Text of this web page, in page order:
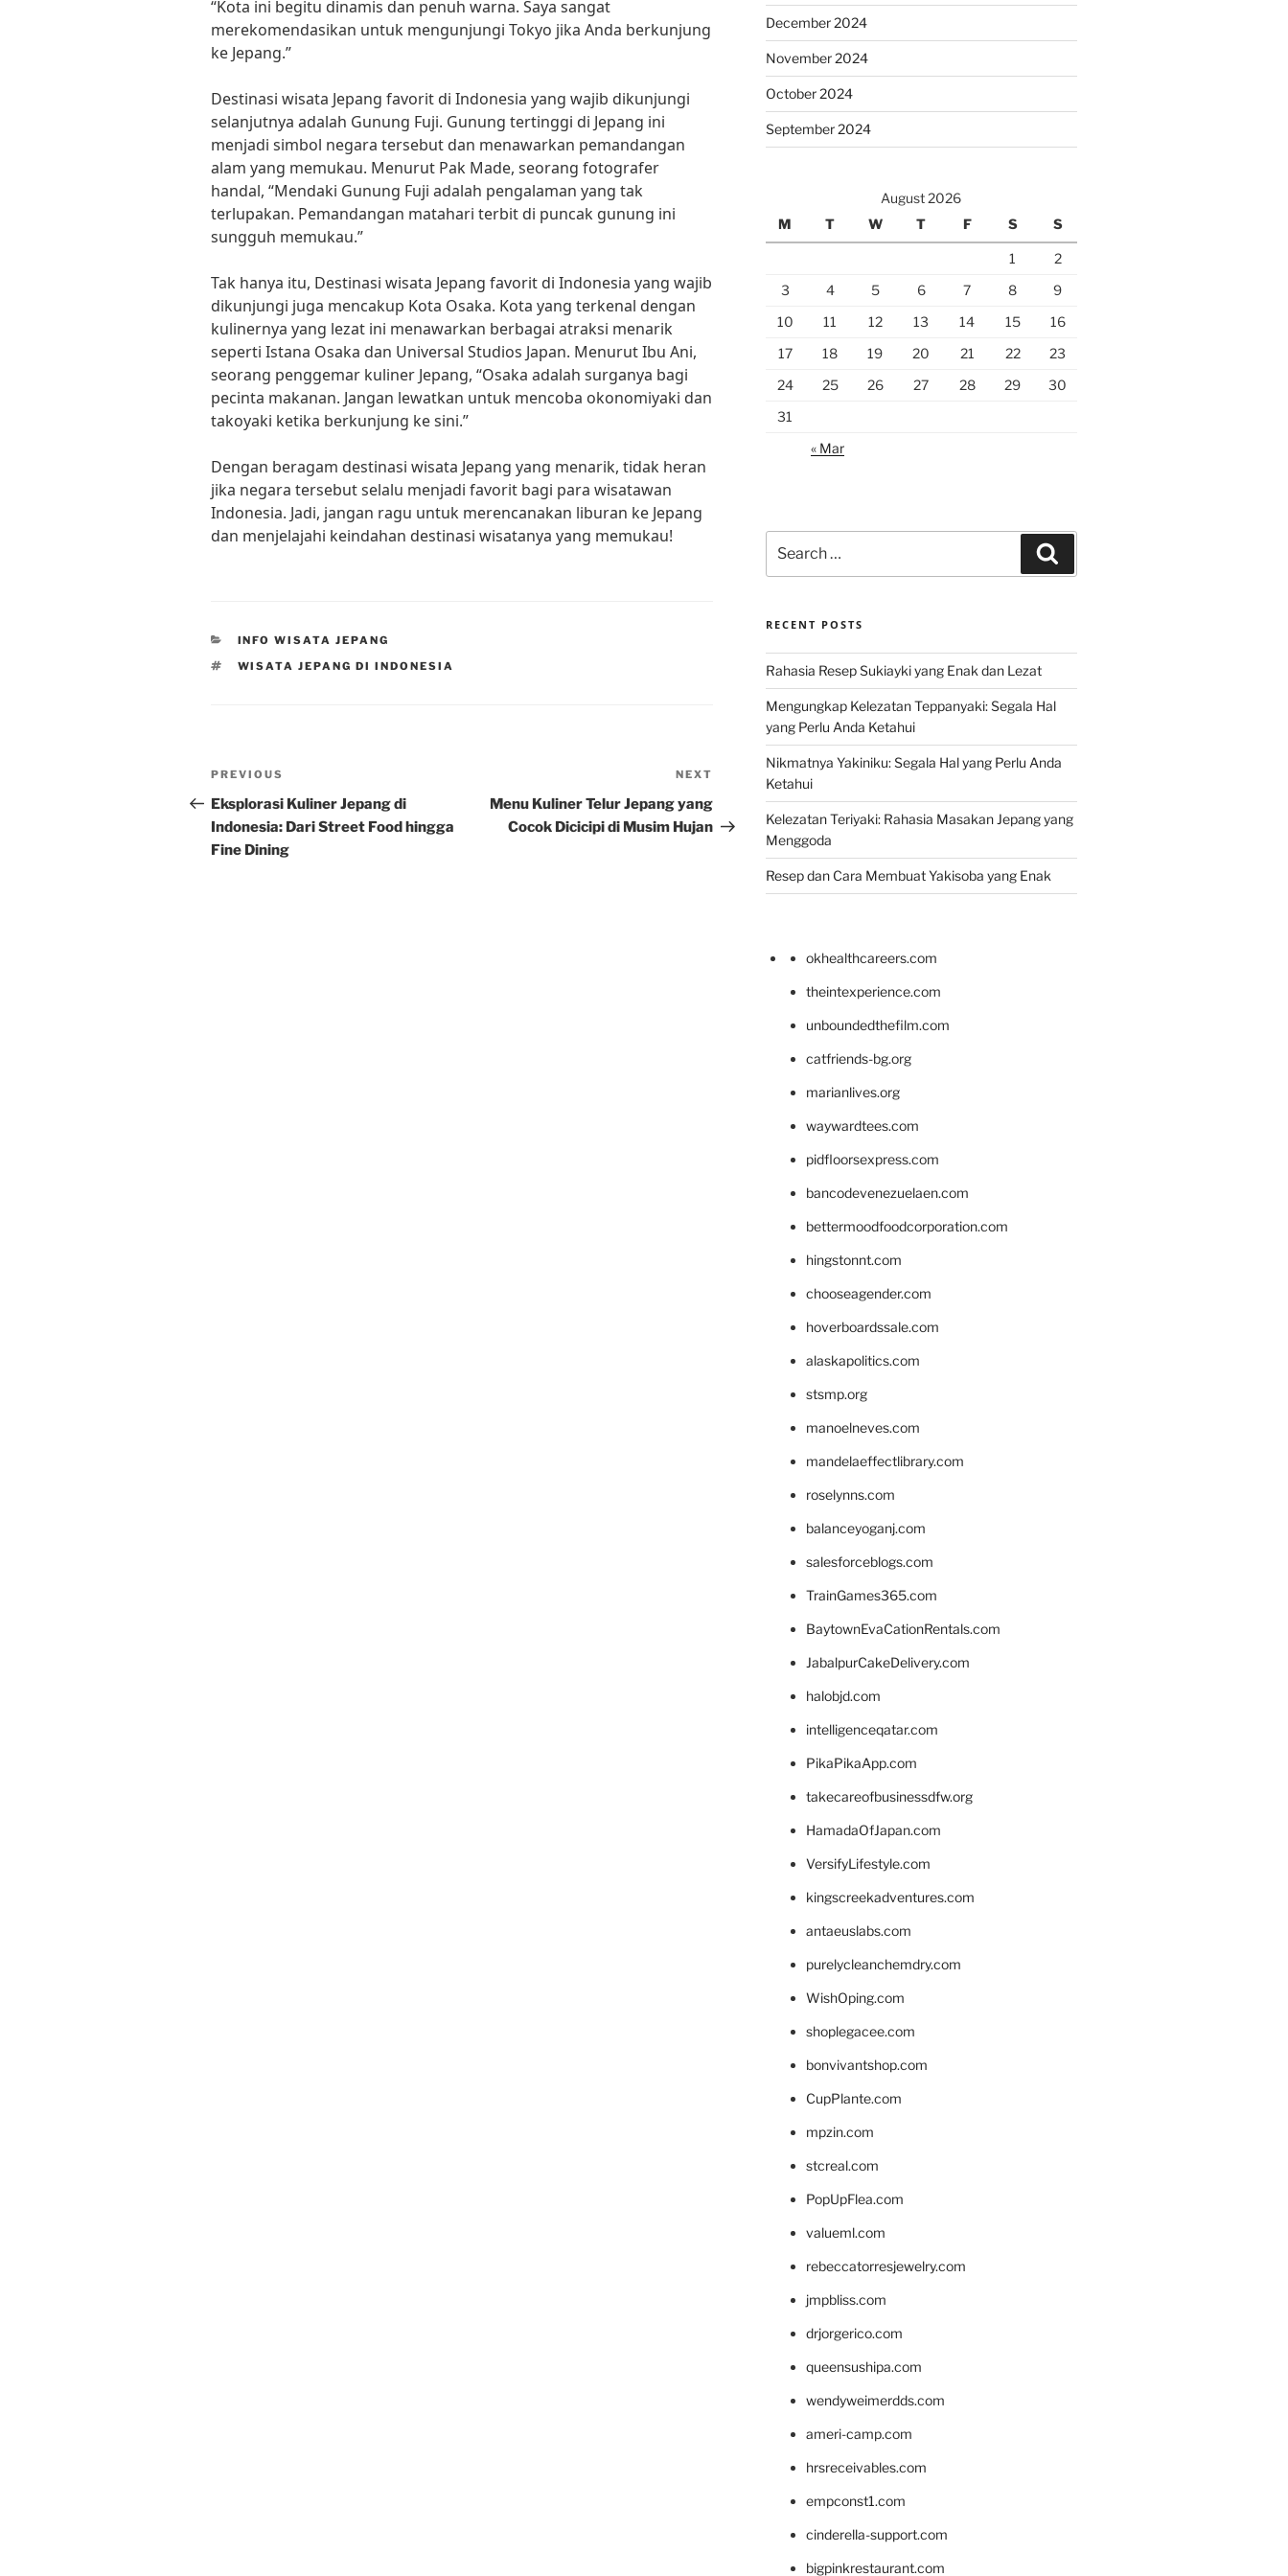
“Kota ini begitu dinamis dan penuh warna. Saya sangat
merekomendasikan untuk mengunjungi Tokyo jika Anda berkunjung
ke Jepang.”
Destinasi wisata Jepang favorit di Indonesia yang wajib dikunjungi
selanjutnya adalah Gunung Fuji. Gunung tertinggi di Jepang ini
menjadi simbol negara tersebut dan menawarkan pemandangan
alam yang memukau. Menurut Pak Made, seorang fotografer
handal, “Mendaki Gunung Fuji adalah pengalaman yang tak
terlupakan. Pemandangan matahari terbit di puncak gunung ini
sungguh memukau.”
Tak hanya itu, Destinasi wisata Jepang favorit di Indonesia yang wajib
dikunjungi juga mencakup Kota Osaka. Kota yang terkenal dengan
kulinernya yang lezat ini menawarkan berbagai atraksi menarik
seperti Istana Osaka dan Universal Studios Japan. Menurut Ibu Ani,
seorang penggemar kuliner Jepang, “Osaka adalah surganya bagi
pecinta makanan. Jangan lewatkan untuk mencoba okonomiyaki dan
takoyaki ketika berkunjung ke sini.”
Dengan beragam destinasi wisata Jepang yang menarik, tidak heran
jika negara tersebut selalu menjadi favorit bagi para wisatawan
Indonesia. Jadi, jangan ragu untuk merencanakan liburan ke Jepang
dan menjelajahi keindahan destinasi wisatanya yang memukau!
CATEGORIES
INFO WISATA JEPANG
TAGS
WISATA JEPANG DI INDONESIA
Post
navigation
Previous
Post
PREVIOUS
Eksplorasi Kuliner Jepang di
Indonesia: Dari Street Food hingga
Fine Dining
Post
NEXT
Menu Kuliner Telur Jepang yang
Cocok Dicicipi di Musim Hujan
December 2024
November 2024
October 2024
September 2024
August 2026
M
T W T F S S
1
2
3
4 5 6 7 8
9
10
11 12 13 14 15
16
17
18 19 20 21 22
23
24
25 26 27 28 29
30
31
« Mar
for:
RECENT POSTS
Rahasia Resep Sukiayki yang Enak dan Lezat
Mengungkap Kelezatan Teppanyaki: Segala Hal
yang Perlu Anda Ketahui
Nikmatnya Yakiniku: Segala Hal yang Perlu Anda
Ketahui
Kelezatan Teriyaki: Rahasia Masakan Jepang yang
Menggoda
Resep dan Cara Membuat Yakisoba yang Enak
okhealthcareers.com
theintexperience.com
unboundedthefilm.com
catfriends-bg.org
marianlives.org
waywardtees.com
pidfloorsexpress.com
bancodevenezuelaen.com
bettermoodfoodcorporation.com
hingstonnt.com
chooseagender.com
hoverboardssale.com
alaskapolitics.com
stsmp.org
manoelneves.com
mandelaeffectlibrary.com
roselynns.com
balanceyoganj.com
salesforceblogs.com
TrainGames365.com
BaytownEvaCationRentals.com
JabalpurCakeDelivery.com
halobjd.com
intelligenceqatar.com
PikaPikaApp.com
takecareofbusinessdfw.org
HamadaOfJapan.com
VersifyLifestyle.com
kingscreekadventures.com
antaeuslabs.com
purelycleanchemdry.com
WishOping.com
shoplegacee.com
bonvivantshop.com
CupPlante.com
mpzin.com
stcreal.com
PopUpFlea.com
valueml.com
rebeccatorresjewelry.com
jmpbliss.com
drjorgerico.com
queensushipa.com
wendyweimerdds.com
ameri-camp.com
hrsreceivables.com
empconst1.com
cinderella-support.com
bigpinkrestaurant.com